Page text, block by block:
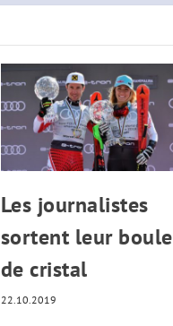
Les journalistes
sortent leur boule
de cristal
22.10.2019